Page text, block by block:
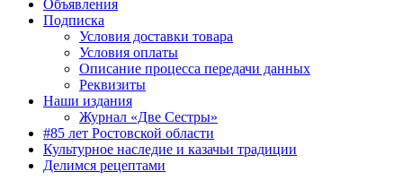
Объявления
Подписка
Условия доставки товара
Условия оплаты
Описание процесса передачи данных
Реквизиты
Наши издания
Журнал «Две Сестры»
#85 лет Ростовской области
Культурное наследие и казачьи традиции
Делимся рецептами